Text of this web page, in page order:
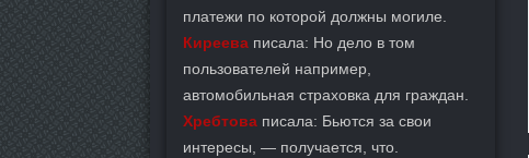
платежи по которой должны могиле.
Киреева писала: Но дело в том
пользователей например,
автомобильная страховка для граждан.
Хребтова писала: Бьются за свои
интересы, — получается, что.